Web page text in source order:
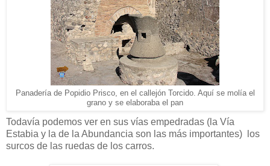
Panadería de Popidio Prisco, en el callejón Torcido. Aquí se molía el
grano y se elaboraba el pan
Todavía podemos ver en sus vías empedradas (la Vía
Estabia y la de la Abundancia son las más importantes) los
surcos de las ruedas de los carros.